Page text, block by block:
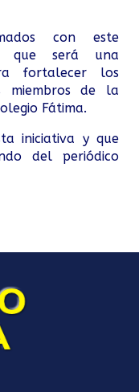
con este
que será una
fortalecer los
miembros de la
Fátima.
iniciativa y que
del periódico